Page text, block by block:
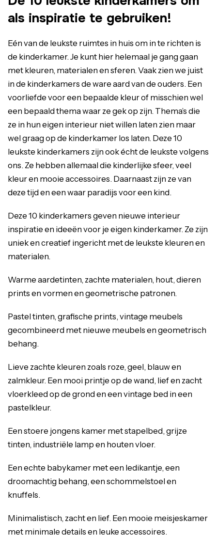
als inspiratie te gebruiken!
Eén van de leukste ruimtes in huis om in te richten is
de kinderkamer. Je kunt hier helemaal je gang gaan
met kleuren, materialen en sferen. Vaak zien we juist
in de kinderkamers de ware aard van de ouders. Een
voorliefde voor een bepaalde kleur of misschien wel
een bepaald thema waar ze gek op zijn. Thema’s die
ze in hun eigen interieur niet willen laten zien maar
wel graag op de kinderkamer los laten. Deze 10
leukste kinderkamers zijn ook écht de leukste volgens
ons. Ze hebben allemaal die kinderlijke sfeer, veel
kleur en mooie accessoires. Daarnaast zijn ze van
deze tijd en een waar paradijs voor een kind.
Deze 10 kinderkamers geven nieuwe interieur
inspiratie en ideeën voor je eigen kinderkamer. Ze zijn
uniek en creatief ingericht met de leukste kleuren en
materialen.
Warme aardetinten, zachte materialen, hout, dieren
prints en vormen en geometrische patronen.
Pastel tinten, grafische prints, vintage meubels
gecombineerd met nieuwe meubels en geometrisch
behang.
Lieve zachte kleuren zoals roze, geel, blauw en
zalmkleur. Een mooi printje op de wand, lief en zacht
vloerkleed op de grond en een vintage bed in een
pastelkleur.
Een stoere jongens kamer met stapelbed, grijze
tinten, industriële lamp en houten vloer.
Een echte babykamer met een ledikantje, een
droomachtig behang, een schommelstoel en
knuffels.
Minimalistisch, zacht en lief. Een mooie meisjeskamer
met minimale details en leuke accessoires.